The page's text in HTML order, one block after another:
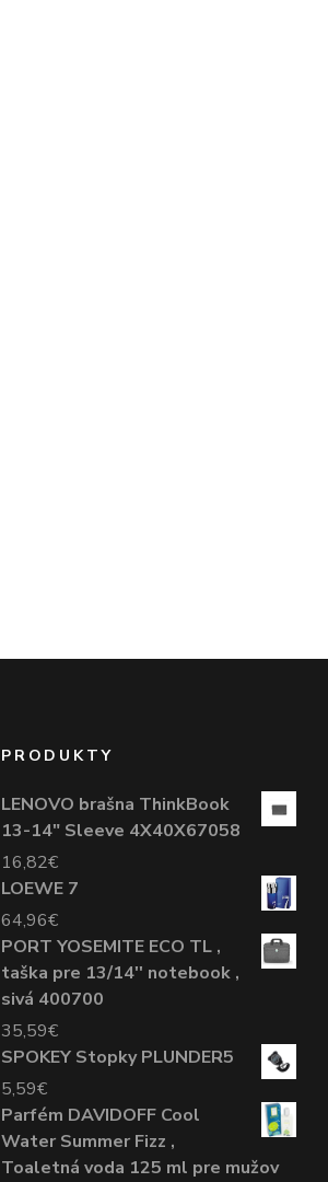
PRODUKTY
LENOVO brašna ThinkBook
13-14" Sleeve 4X40X67058
16,82€
LOEWE 7
64,96€
PORT YOSEMITE ECO TL ,
taška pre 13/14'' notebook ,
sivá 400700
35,59€
SPOKEY Stopky PLUNDER5
5,59€
Parfém DAVIDOFF Cool
Water Summer Fizz ,
Toaletná voda 125 ml pre mužov